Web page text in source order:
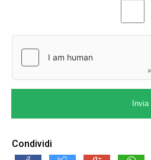
Invia
Condividi